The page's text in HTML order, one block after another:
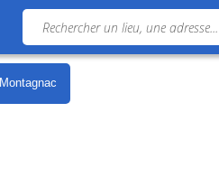
Montagnac